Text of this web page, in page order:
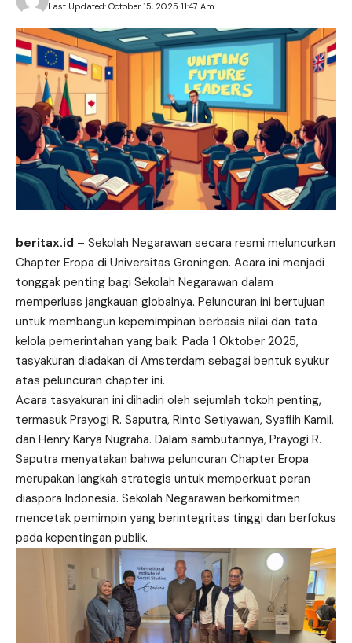
Last Updated: October 15, 2025 11:47 Am
beritax.id – Sekolah Negarawan secara resmi meluncurkan
Chapter Eropa di Universitas Groningen. Acara ini menjadi
tonggak penting bagi Sekolah Negarawan dalam
memperluas jangkauan globalnya. Peluncuran ini bertujuan
untuk membangun kepemimpinan berbasis nilai dan tata
kelola pemerintahan yang baik. Pada 1 Oktober 2025,
tasyakuran diadakan di Amsterdam sebagai bentuk syukur
atas peluncuran chapter ini.
Acara tasyakuran ini dihadiri oleh sejumlah tokoh penting,
termasuk Prayogi R. Saputra, Rinto Setiyawan, Syafiih Kamil,
dan Henry Karya Nugraha. Dalam sambutannya, Prayogi R.
Saputra menyatakan bahwa peluncuran Chapter Eropa
merupakan langkah strategis untuk memperkuat peran
diaspora Indonesia. Sekolah Negarawan berkomitmen
mencetak pemimpin yang berintegritas tinggi dan berfokus
pada kepentingan publik.